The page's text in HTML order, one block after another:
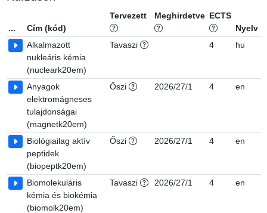
... Cím (kód)
Tervezett Meghirdetve ECTS
Nyelv
Alkalmazott
nukleáris kémia
(nucleark20em)
Tavaszi 4 hu
Anyagok
elektromágneses
tulajdonságai
(magnetk20em)
Őszi 2026/27/1 4 en
Biológiailag aktív
peptidek
(biopeptk20em)
Őszi 2026/27/1 4 en
Biomolekuláris
kémia és biokémia
(biomolk20em)
Tavaszi 2026/27/1 4 en